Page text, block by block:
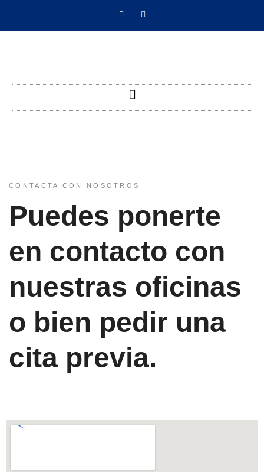
CONTACTA CON NOSOTROS
Puedes ponerte
en contacto con
nuestras oficinas
o bien pedir una
cita previa.